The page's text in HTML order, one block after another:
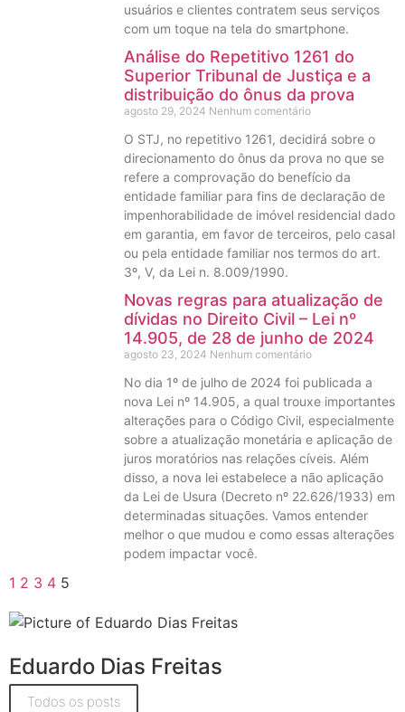
Eduardo Dias Freitas
Todos os posts
usuários e clientes contratem seus serviços
com um toque na tela do smartphone.
Análise do Repetitivo 1261 do
Superior Tribunal de Justiça e a
distribuição do ônus da prova
agosto 29, 2024 Nenhum comentário
O STJ, no repetitivo 1261, decidirá sobre o
direcionamento do ônus da prova no que se
refere a comprovação do benefício da
entidade familiar para fins de declaração de
impenhorabilidade de imóvel residencial dado
em garantia, em favor de terceiros, pelo casal
ou pela entidade familiar nos termos do art.
3º, V, da Lei n. 8.009/1990.
Novas regras para atualização de
dívidas no Direito Civil – Lei nº
14.905, de 28 de junho de 2024
agosto 23, 2024 Nenhum comentário
No dia 1º de julho de 2024 foi publicada a
nova Lei nº 14.905, a qual trouxe importantes
alterações para o Código Civil, especialmente
sobre a atualização monetária e aplicação de
juros moratórios nas relações cíveis. Além
disso, a nova lei estabelece a não aplicação
da Lei de Usura (Decreto nº 22.626/1933) em
determinadas situações. Vamos entender
melhor o que mudou e como essas alterações
podem impactar você.
1 2 3 4 5